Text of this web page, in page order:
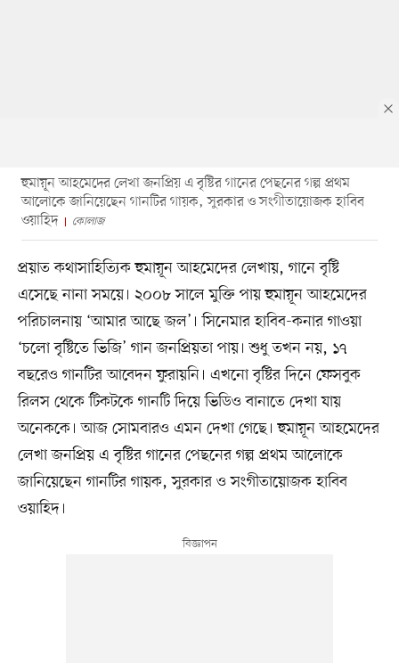
হুমায়ূন আহমেদের লেখা জনপ্রিয় এ বৃষ্টির গানের পেছনের গল্প প্রথম
আলোকে জানিয়েছেন গানটির গায়ক, সুরকার ও সংগীতায়োজক হাবিব
ওয়াহিদ
কোলাজ
প্রয়াত কথাসাহিত্যিক হুমায়ূন আহমেদের লেখায়, গানে বৃষ্টি
এসেছে নানা সময়ে। ২০০৮ সালে মুক্তি পায় হুমায়ূন আহমেদের
পরিচালনায় ‘আমার আছে জল’। সিনেমার হাবিব-কনার গাওয়া
‘চলো বৃষ্টিতে ভিজি’ গান জনপ্রিয়তা পায়। শুধু তখন নয়, ১৭
বছরেও গানটির আবেদন ফুরায়নি। এখনো বৃষ্টির দিনে ফেসবুক
রিলস থেকে টিকটকে গানটি দিয়ে ভিডিও বানাতে দেখা যায়
অনেককে। আজ সোমবারও এমন দেখা গেছে। হুমায়ূন আহমেদের
লেখা জনপ্রিয় এ বৃষ্টির গানের পেছনের গল্প প্রথম আলোকে
জানিয়েছেন গানটির গায়ক, সুরকার ও সংগীতায়োজক হাবিব
ওয়াহিদ।